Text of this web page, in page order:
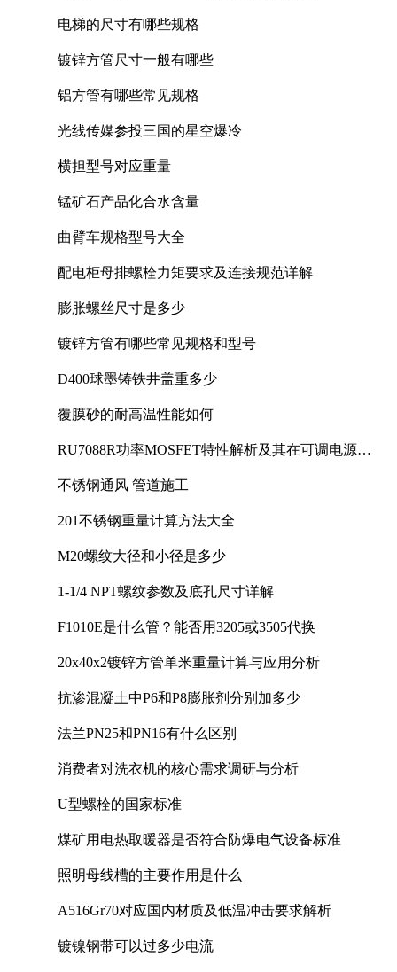
电梯的尺寸有哪些规格
镀锌方管尺寸一般有哪些
铝方管有哪些常见规格
光线传媒参投三国的星空爆冷
横担型号对应重量
锰矿石产品化合水含量
曲臂车规格型号大全
配电柜母排螺栓力矩要求及连接规范详解
膨胀螺丝尺寸是多少
镀锌方管有哪些常见规格和型号
D400球墨铸铁井盖重多少
覆膜砂的耐高温性能如何
RU7088R功率MOSFET特性解析及其在可调电源设
不锈钢通风 管道施工
201不锈钢重量计算方法大全
M20螺纹大径和小径是多少
1-1/4 NPT螺纹参数及底孔尺寸详解
F1010E是什么管？能否用3205或3505代换
20x40x2镀锌方管单米重量计算与应用分析
抗渗混凝土中P6和P8膨胀剂分别加多少
法兰PN25和PN16有什么区别
消费者对洗衣机的核心需求调研与分析
U型螺栓的国家标准
煤矿用电热取暖器是否符合防爆电气设备标准
照明母线槽的主要作用是什么
A516Gr70对应国内材质及低温冲击要求解析
镀镍钢带可以过多少电流